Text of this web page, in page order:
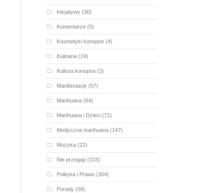
Inicjatywy(30)
Komentarze(5)
Kosmetyki konopne(4)
Kulinaria(24)
Kultura konopna(2)
Manifestacje(57)
Marihuana(64)
Marihuana i Dzieci(71)
Medyczna marihuana(147)
Muzyka(22)
Nie przegap(103)
Polityka i Prawo(304)
Porady(58)